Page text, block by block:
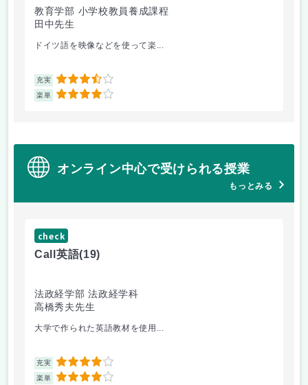
教育学部 小学校教員養成課程
田中先生
ドイツ語を映像などを使って楽...
充実 3.5
楽単 4
オンライン中心で受けられる授業
もっとみる
check
Call英語(19)
法政経学部 法政経学科
高橋秀夫先生
大学で作られた英語教材を使用...
充実 4
楽単 4